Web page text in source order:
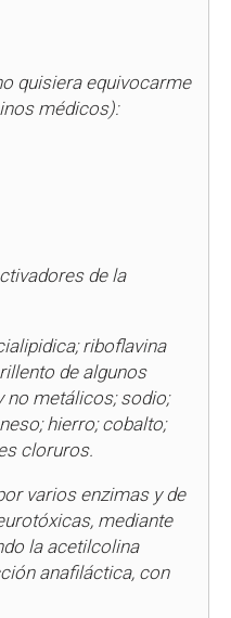
quisiera equivocarme
médicos):
de la
riboflavina
de algunos
no metálicos; sodio;
hierro; cobalto;
cloruros.
varios enzimas y de
mediante
la acetilcolina
anafiláctica, con